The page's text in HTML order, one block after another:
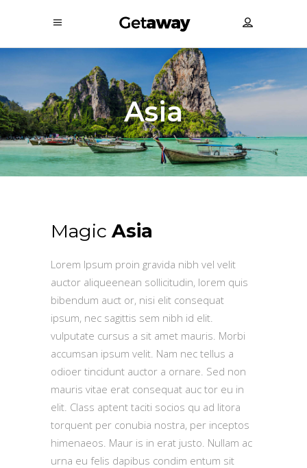
Asia
Magic Asia
Lorem Ipsum proin gravida nibh vel velit
auctor aliqueenean sollicitudin, lorem quis
bibendum auct or, nisi elit consequat
ipsum, nec sagittis sem nibh id elit.
vulputate cursus a sit amet mauris. Morbi
accumsan ipsum velit. Nam nec tellus a
odioer tincidunt auctor a ornare. Sed non
mauris vitae erat consequat auc tor eu in
elit. Class aptent taciti socios qu ad litora
torquent per conubia nostra, per inceptos
himenaeos. Maur is in erat justo. Nullam ac
urna eu felis dapibus condim entum sit